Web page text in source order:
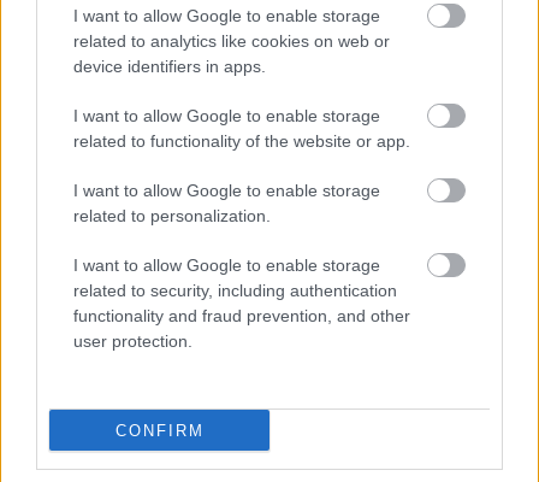
I want to allow Google to enable storage
related to analytics like cookies on web or
device identifiers in apps.
I want to allow Google to enable storage
related to functionality of the website or app.
I want to allow Google to enable storage
related to personalization.
I want to allow Google to enable storage
related to security, including authentication
functionality and fraud prevention, and other
user protection.
CONFIRM
αυξημένη ατομική επιδότηση στα 150 ευρώ για τις
δαπάνες διαμονής, ψηφιακό τρόπο πληρωμής,
επιχειρήσεων και ενισχυμένη επιδότηση 200 ευρώ
εξαργυρωθούν από τους δικαιούχους από τα μέσα
Σεπτεμβρίου 2022 μέχρι και τον Ιούνιο του 2023.
Τα προγράμματα«Κοινωνικός
ισχύουν μέχρι το 2025. Η νέα κλήρωση για το